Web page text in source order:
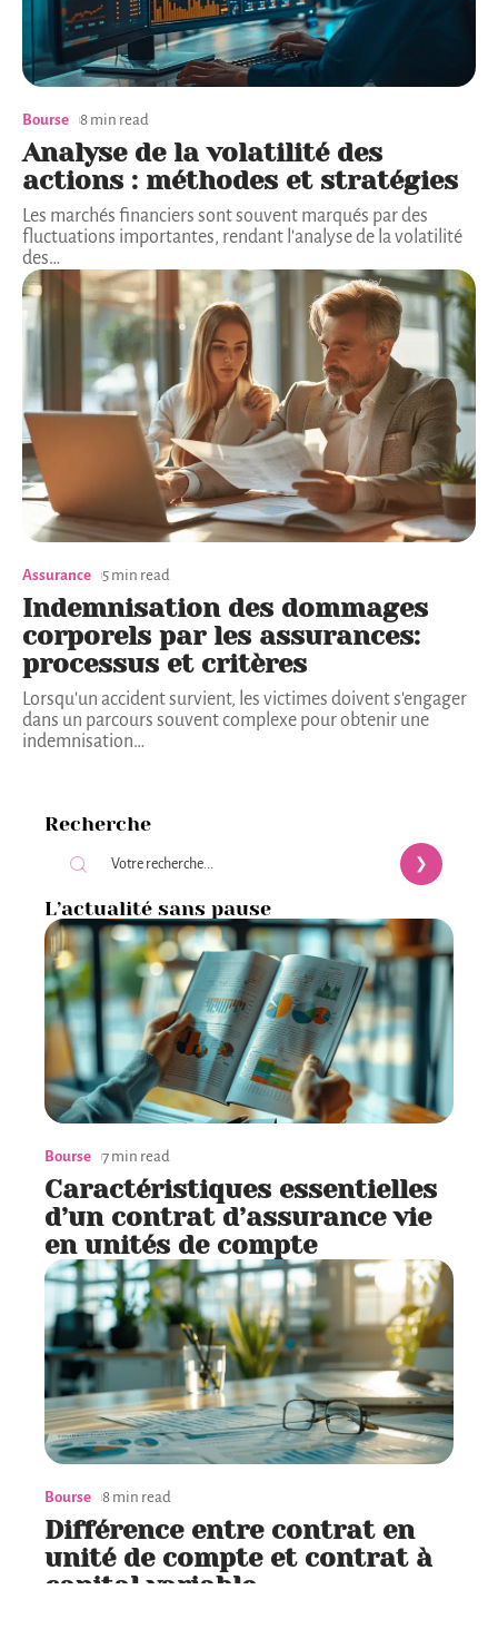
Bourse 8 min read
Analyse de la volatilité des
actions : méthodes et stratégies
Les marchés financiers sont souvent marqués par des
fluctuations importantes, rendant l'analyse de la volatilité
des…
Assurance 5 min read
Indemnisation des dommages
corporels par les assurances:
processus et critères
Lorsqu'un accident survient, les victimes doivent s'engager
dans un parcours souvent complexe pour obtenir une
indemnisation…
Recherche
L’actualité sans pause
Bourse 7 min read
Caractéristiques essentielles
d’un contrat d’assurance vie
en unités de compte
Bourse 8 min read
Différence entre contrat en
unité de compte et contrat à
capital variable